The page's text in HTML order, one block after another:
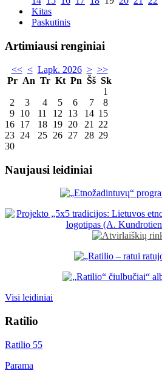
Kitas
Paskutinis
Artimiausi renginiai
<< < Lapk. 2026 > >>
Pr An Tr Kt Pn Šš Sk
1
2
3 4 5 6 7
8
9 10 11 12 13 14 15
16 17 18 19 20 21
22
23 24 25 26 27 28 29
30
Naujausi leidiniai
Visi leidiniai
Ratilio
Ratilio 55
Parama